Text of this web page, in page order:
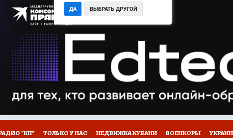
СПОРТ ПРОМОКОДЫ СЕРИАЛЫ
ТЕЛЕВИЗОР КОЛЛЕКЦИИ КОНКУРСЫ
НОВОЕ НА САЙТЕ
ДА ВЫБРАТЬ ДРУГОЙ
"КП" ТОЛЬКО У НАС НЕДВИЖКА КУБАНИ ВОЕНКОРЫ